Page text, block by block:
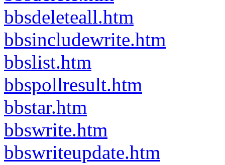
bbsdeleteall.htm
bbsincludewrite.htm
bbslist.htm
bbspollresult.htm
bbstar.htm
bbswrite.htm
bbswriteupdate.htm